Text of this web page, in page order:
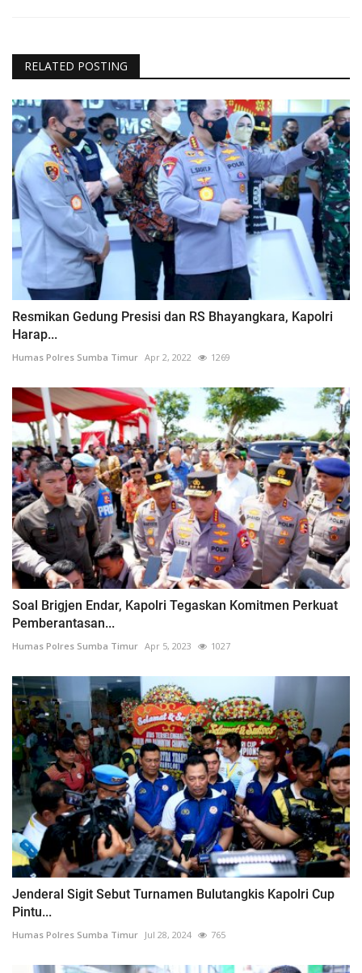
RELATED POSTING
Resmikan Gedung Presisi dan RS Bhayangkara, Kapolri
Harap...
Humas Polres Sumba Timur Apr 2, 2022 1269
Soal Brigjen Endar, Kapolri Tegaskan Komitmen Perkuat
Pemberantasan...
Humas Polres Sumba Timur Apr 5, 2023 1027
Jenderal Sigit Sebut Turnamen Bulutangkis Kapolri Cup
Pintu...
Humas Polres Sumba Timur Jul 28, 2024 765